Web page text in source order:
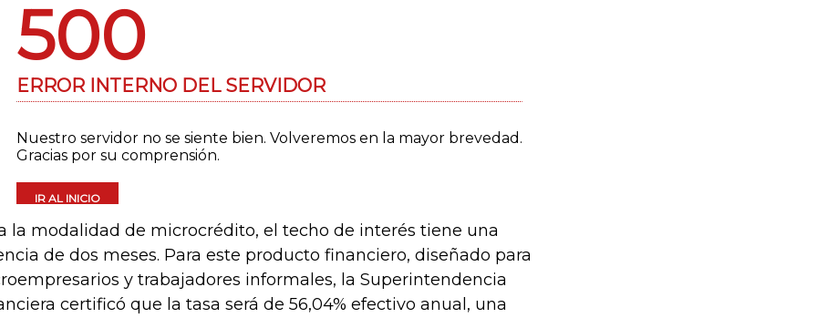
la modalidad de microcrédito, el techo de interés tiene una
de dos meses. Para este producto financiero, diseñado para
y trabajadores informales, la Superintendencia
certificó que la tasa será de 56,04% efectivo anual, una